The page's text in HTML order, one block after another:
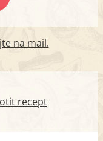
na mail.
recept